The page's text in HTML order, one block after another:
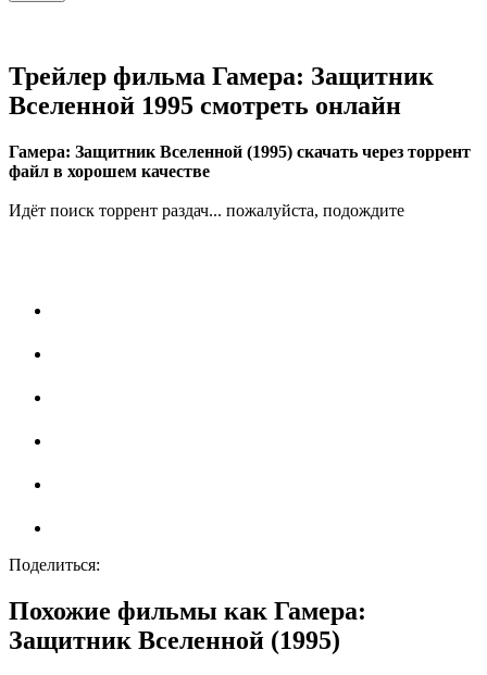
Трейлер фильма Гамера: Защитник
Вселенной 1995 смотреть онлайн
Гамера: Защитник Вселенной (1995) скачать через торрент
файл в хорошем качестве
Идёт поиск торрент раздач... пожалуйста, подождите
Поделиться:
Похожие фильмы как Гамера:
Защитник Вселенной (1995)